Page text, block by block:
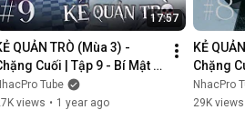
17:57
QUẢN TRÒ (Mùa 3) -
Cuối | Tập 9 - Bí Mật
| GAME CUNG HOÀNG
|| Web Drama 2025
Tube
views • 1 year ago
KẺ
Chặng
Cung |
ĐẠO ||
NhacPro
29K views